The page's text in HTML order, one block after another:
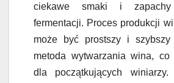
ciekawe smaki i
fermentacji. Proces produkcji
może być prostszy i szybszy
metoda wytwarzania wina, co
dla początkujących